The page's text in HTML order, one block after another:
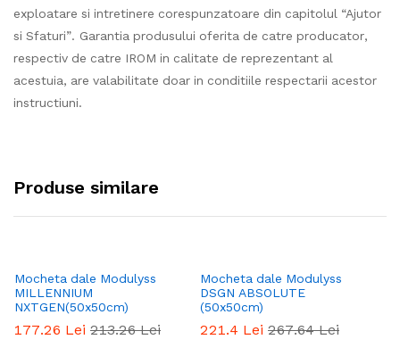
exploatare si intretinere corespunzatoare din capitolul “Ajutor
si Sfaturi”. Garantia produsului oferita de catre producator,
respectiv de catre IROM in calitate de reprezentant al
acestuia, are valabilitate doar in conditiile respectarii acestor
instructiuni.
Produse similare
Mocheta dale Modulyss
MILLENNIUM
NXTGEN(50x50cm)
177.26 Lei 213.26 Lei
Mocheta dale Modulyss
DSGN ABSOLUTE
(50x50cm)
221.4 Lei 267.64 Lei